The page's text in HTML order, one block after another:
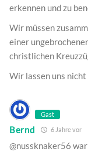
erkennen und zu
Wir müssen
einer
christlichen
Wir lassen uns
Gast
Bernd 6 Jahre vor
@nussknaker56